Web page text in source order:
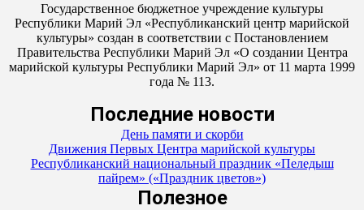
Государственное бюджетное учреждение культуры
Республики Марий Эл «Республиканский центр марийской
культуры» создан в соответствии с Постановлением
Правительства Республики Марий Эл «О создании Центра
марийской культуры Республики Марий Эл» от 11 марта 1999
года № 113.
Последние новости
День памяти и скорби
Движения Первых Центра марийской культуры
Республиканский национальный праздник «Пеледыш
пайрем» («Праздник цветов»)
Полезное